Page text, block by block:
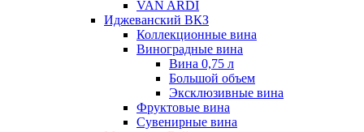
VAN ARDI
Иджеванский ВКЗ
Коллекционные вина
Виноградные вина
Вина 0,75 л
Большой объем
Эксклюзивные вина
Фруктовые вина
Cувенирные вина